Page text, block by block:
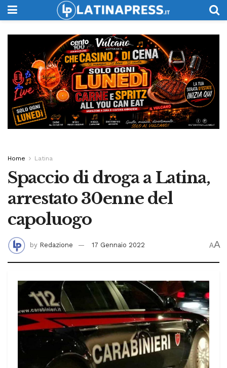
Home Latina
Spaccio di droga a Latina,
arrestato 30enne del
capoluogo
by Redazione 17 Gennaio 2022 AA